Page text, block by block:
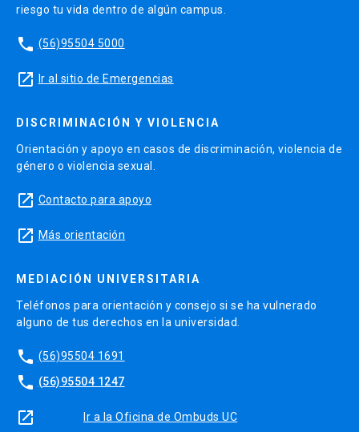
riesgo tu vida dentro de algún campus.
phone (56)95504 5000
launch Ir al sitio de Emergencias
DISCRIMINACIÓN Y VIOLENCIA
Orientación y apoyo en casos de discriminación, violencia de
género o violencia sexual.
launch Contacto para apoyo
launch Más orientación
MEDIACIÓN UNIVERSITARIA
Teléfonos para orientación y consejo si se ha vulnerado
alguno de tus derechos en la universidad.
phone (56)95504 1691
phone (56)95504 1247
launch Ir a la Oficina de Ombuds UC